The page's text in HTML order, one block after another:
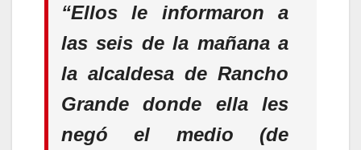
“Ellos le informaron a
las seis de la mañana a
la alcaldesa de Rancho
Grande donde ella les
negó el medio (de